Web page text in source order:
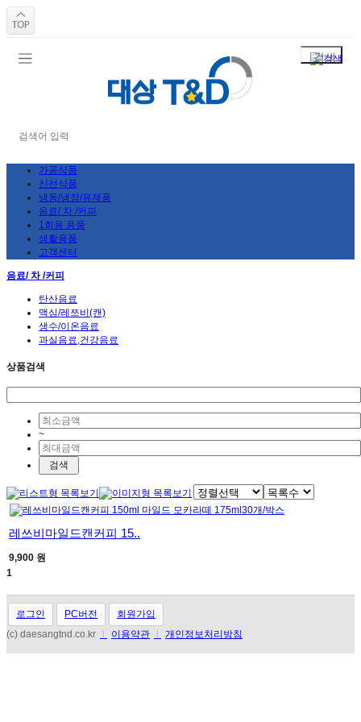
가공식품
신선식품
냉동/냉장/유제품
음료/ 차 /커피
1회용 용품
생활용품
고객센터
음료/ 차 /커피
탄산음료
맥심/레쯔비(캔)
생수/이온음료
과실음료,건강음료
상품검색
~
레쓰비마일드캔커피 15..
9,900 원
1
로그인 PC버전
회원가입
(c) daesangtnd.co.kr
이용약관 개인정보처리방침